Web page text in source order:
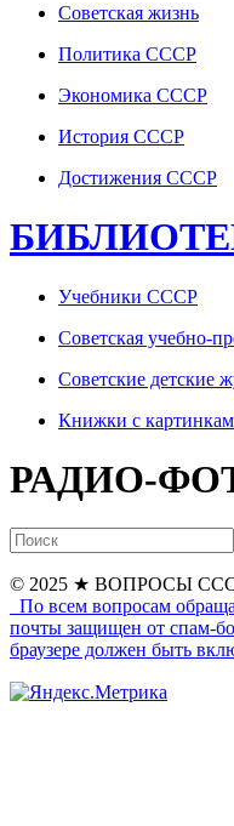
Советская жизнь
Политика СССР
Экономика СССР
История СССР
Достижения СССР
Учебники СССР
Советская учебно-
Советские детские
Книжки с
РАДИО-
© 2025 ★ ВОПРОСЫ
По всем вопросам
почты защищен от спам-
браузере должен быть